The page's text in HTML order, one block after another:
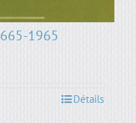
1965
Détails